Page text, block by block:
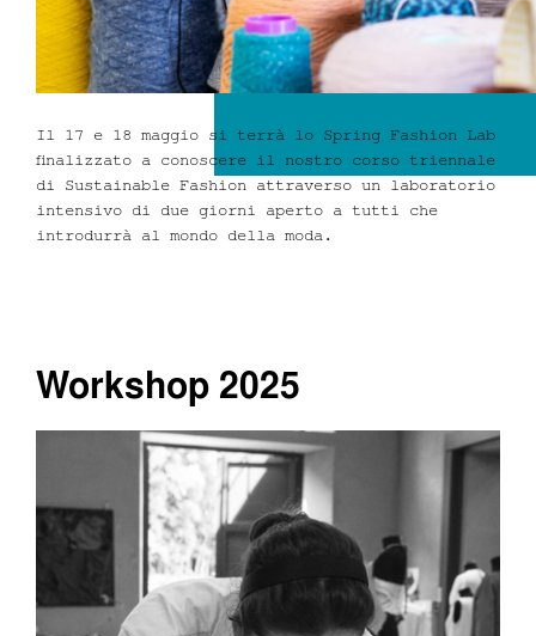
Dove siamo
Iscrizioni
MAAU
Il 17 e 18 maggio si terrà lo Spring Fashion Lab
finalizzato a conoscere il nostro corso triennale
di Sustainable Fashion attraverso un laboratorio
intensivo di due giorni aperto a tutti che
introdurrà al mondo della moda.
Workshop 2025